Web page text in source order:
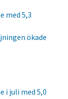
med 5,3
ökade
i juli med 5,0